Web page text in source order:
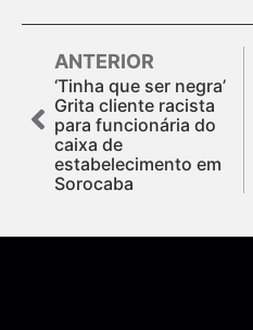
ANTERIOR
‘Tinha que ser negra’
Grita cliente racista
para funcionária do
caixa de
estabelecimento em
Sorocaba